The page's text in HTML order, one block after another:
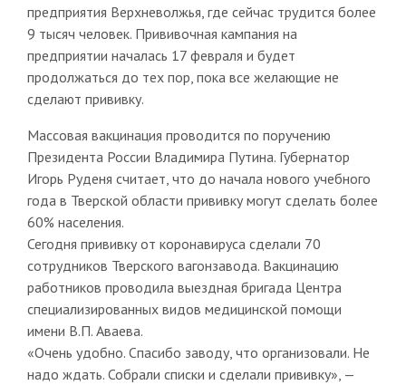
предприятия Верхневолжья, где сейчас трудится более
9 тысяч человек. Прививочная кампания на
предприятии началась 17 февраля и будет
продолжаться до тех пор, пока все желающие не
сделают прививку.
Массовая вакцинация проводится по поручению
Президента России Владимира Путина. Губернатор
Игорь Руденя считает, что до начала нового учебного
года в Тверской области прививку могут сделать более
60% населения.
Сегодня прививку от коронавируса сделали 70
сотрудников Тверского вагонзавода. Вакцинацию
работников проводила выездная бригада Центра
специализированных видов медицинской помощи
имени В.П. Аваева.
«Очень удобно. Спасибо заводу, что организовали. Не
надо ждать. Собрали списки и сделали прививку», —